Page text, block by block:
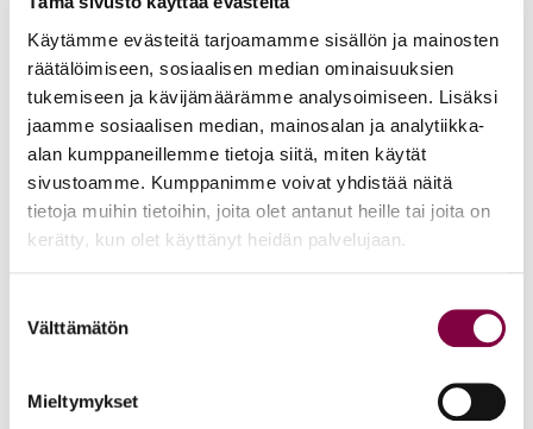
Käytämme evästeitä tarjoamamme sisällön ja mainosten
räätälöimiseen, sosiaalisen median ominaisuuksien
tukemiseen ja kävijämäärämme analysoimiseen. Lisäksi
jaamme sosiaalisen median, mainosalan ja analytiikka-
alan kumppaneillemme tietoja siitä, miten käytät
sivustoamme. Kumppanimme voivat yhdistää näitä
tietoja muihin tietoihin, joita olet antanut heille tai joita on
kerätty, kun olet käyttänyt heidän palvelujaan.
valinta
Välttämätön
Mieltymykset
Organisaatio
Valtuuskunta
Valtuuskunnan vaalit
Hallitus
Juristiliiton säännöt